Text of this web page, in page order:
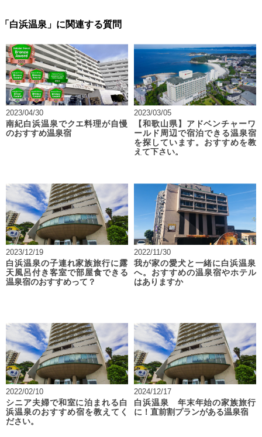
「白浜温泉」に関連する質問
2023/04/30
南紀白浜温泉でクエ料理が自慢
のおすすめ温泉宿
2023/03/05
【和歌山県】アドベンチャーワ
ールド周辺で宿泊できる温泉宿
を探しています。おすすめを教
えて下さい。
2023/12/19
白浜温泉の子連れ家族旅行に露
天風呂付き客室で部屋食できる
温泉宿のおすすめって？
2022/11/30
我が家の愛犬と一緒に白浜温泉
へ。おすすめの温泉宿やホテル
はありますか
2022/02/10
シニア夫婦で和室に泊まれる白
浜温泉のおすすめ宿を教えてく
ださい。
2024/12/17
白浜温泉 年末年始の家族旅行
に！直前割プランがある温泉宿